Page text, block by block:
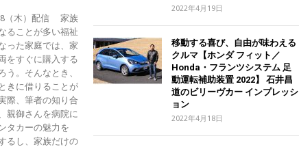
8（木）配信 家族
ることが多い福祉
った家庭では、家
をすぐに購入する
う。そんなとき、
きに借りることが
際、筆者の知り合
親御さんを病院に
タカーの魅力を
るし、家族だけの
2022年4月19日
移動する喜び、自由が味わえる
クルマ【ホンダ フィット／
Honda・フランツシステム 足
動運転補助装置 2022】 石井昌
道のビリーヴカー インプレッシ
ョン
2022年4月18日